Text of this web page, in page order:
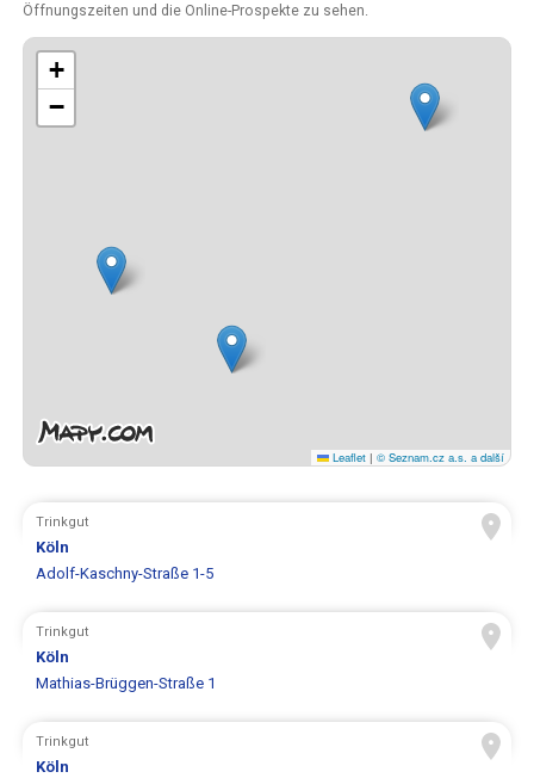
Öffnungszeiten und die Online-Prospekte zu sehen.
+
−
Leaflet | © Seznam.cz a.s. a další
Trinkgut
Köln
Adolf-Kaschny-Straße 1-5
Trinkgut
Köln
Mathias-Brüggen-Straße 1
Trinkgut
Köln